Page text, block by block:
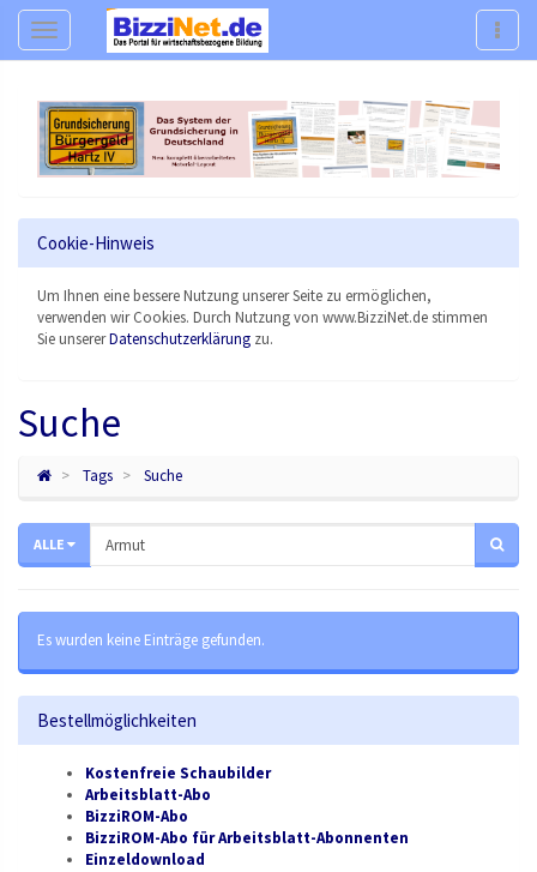
Navigation
Cookie-Hinweis
Um Ihnen eine bessere Nutzung unserer Seite zu ermöglichen,
verwenden wir Cookies. Durch Nutzung von www.BizziNet.de stimmen
Sie unsererDatenschutzerklärung zu.
Suche
Tags Suche
ALLE
Es wurden keine Einträge gefunden.
Bestellmöglichkeiten
Kostenfreie Schaubilder
Arbeitsblatt-Abo
BizziROM-Abo
BizziROM-Abo für Arbeitsblatt-Abonnenten
Einzeldownload